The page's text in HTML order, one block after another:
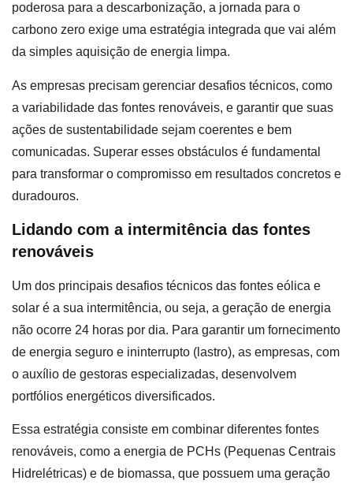
poderosa para a descarbonização, a jornada para o
carbono zero exige uma estratégia integrada que vai além
da simples aquisição de energia limpa.
As empresas precisam gerenciar desafios técnicos, como
a variabilidade das fontes renováveis, e garantir que suas
ações de sustentabilidade sejam coerentes e bem
comunicadas. Superar esses obstáculos é fundamental
para transformar o compromisso em resultados concretos e
duradouros.
Lidando com a intermitência das fontes
renováveis
Um dos principais desafios técnicos das fontes eólica e
solar é a sua intermitência, ou seja, a geração de energia
não ocorre 24 horas por dia. Para garantir um fornecimento
de energia seguro e ininterrupto (lastro), as empresas, com
o auxílio de gestoras especializadas, desenvolvem
portfólios energéticos diversificados.
Essa estratégia consiste em combinar diferentes fontes
renováveis, como a energia de PCHs (Pequenas Centrais
Hidrelétricas) e de biomassa, que possuem uma geração